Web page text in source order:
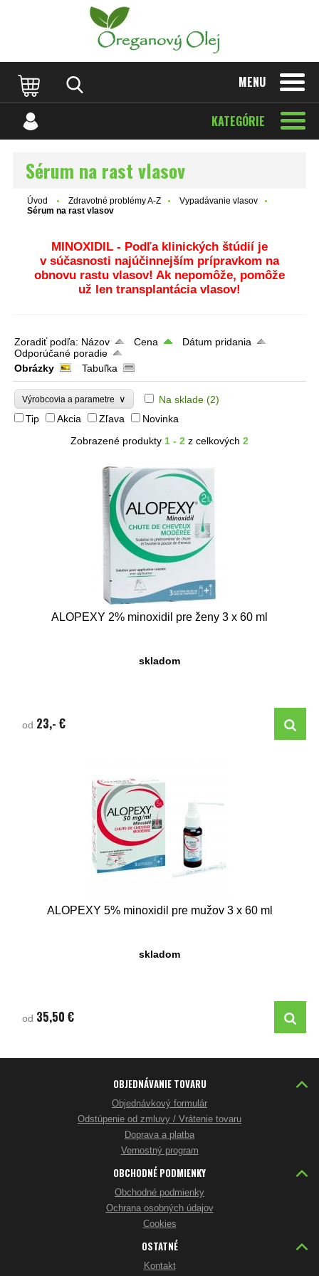
MENU
KATEGÓRIE
Sérum na rast vlasov
Úvod Zdravotné problémy A-Z
Vypadávanie vlasov
Sérum na rast vlasov
MINOXIDIL - Podľa klinických štúdií je
v súčasnosti najúčinnejším prípravkom na
obnovu rastu vlasov! Ak nepomôže, pomôže
už len transplantácia vlasov!
Zoradiť podľa: Názov Cena
Dátum pridania
Odporúčané poradie
Obrázky
Tabuľka
Výrobcovia a parametre ∨ Na sklade (2)
Tip
Akcia Zľava
Novinka
Zobrazené produkty 1 - 2 z celkových 2
ALOPEXY 2% minoxidil pre ženy 3 x 60 ml
skladom
od 23,- €
ALOPEXY 5% minoxidil pre mužov 3 x 60 ml
skladom
od 35,50 €
OBJEDNÁVANIE TOVARU
Objednávkový formulár
Odstúpenie od zmluvy / Vrátenie tovaru
Doprava a platba
Vernostný program
OBCHODNÉ PODMIENKY
Obchodné podmienky
Ochrana osobných údajov
Cookies
OSTATNÉ
Kontakt